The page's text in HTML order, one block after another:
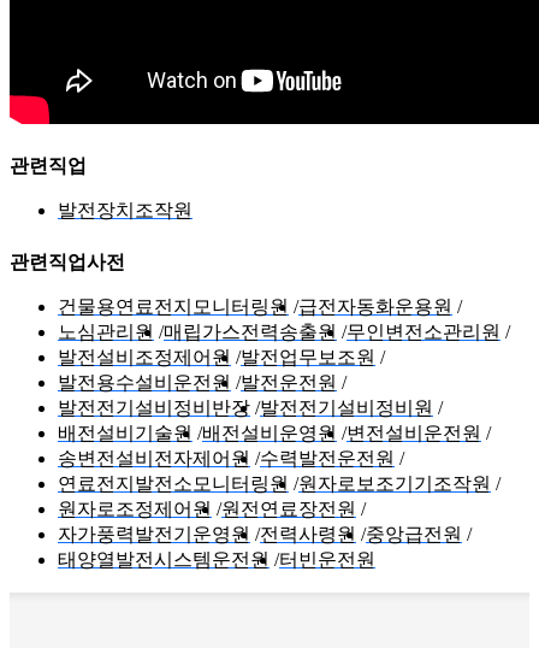
관련직업
발전장치조작원
관련직업사전
건물용연료전지모니터링원
급전자동화운용원
노심관리원
매립가스전력송출원
무인변전소관리원
발전설비조정제어원
발전업무보조원
발전용수설비운전원
발전운전원
발전전기설비정비반장 발전전기설비정비원
배전설비기술원
배전설비운영원
변전설비운전원
송변전설비전자제어원
수력발전운전원
연료전지발전소모니터링원
원자로보조기기조작원
원자로조정제어원
원전연료장전원
자가풍력발전기운영원
전력사령원
중앙급전원
태양열발전시스템운전원
터빈운전원